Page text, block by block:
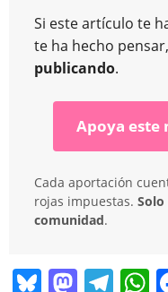
Si este artículo te
te ha hecho pensar,
publicando.
Apoya este
Cada aportación
rojas impuestas.
comunidad.
Bl M T